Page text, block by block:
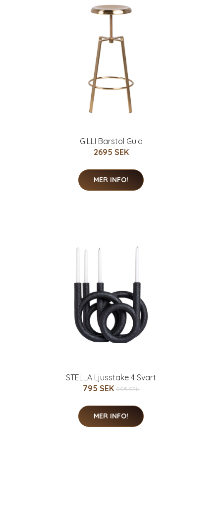
GILLI Barstol Guld
2695 SEK
MER INFO!
STELLA Ljusstake 4 Svart
795 SEK 995 SEK
MER INFO!